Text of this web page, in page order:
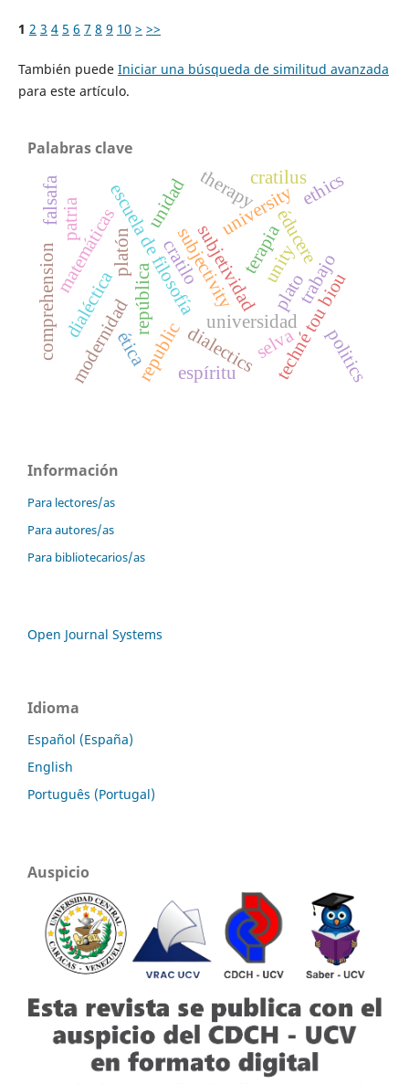
1 2 3 4 5 6 7 8 9 10 > >>
También puede Iniciar una búsqueda de similitud avanzada
para este artículo.
Palabras clave
universidad
escuela de filosofía
techné tou biou
terapiaéducere
subjetividad
university
therapy
subjectivity
platón
república
matemáticas
dialéctica
unidad
plato
republicdialectics
unity
modernidadética
comprehension
ethics
politics
patria
selva
falsafa
cratilo
cratilus
trabajo
espíritu
Información
Para lectores/as
Para autores/as
Para bibliotecarios/as
Open Journal Systems
Idioma
Español (España)
English
Português (Portugal)
Auspicio